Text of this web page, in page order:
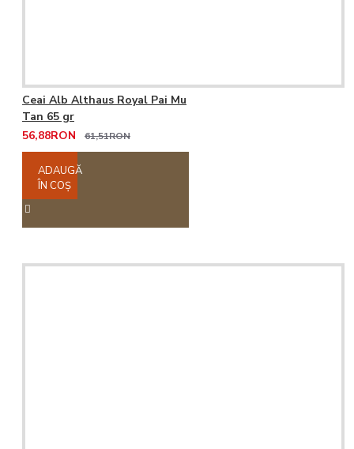
Ceai Alb Althaus Royal Pai Mu
Tan 65 gr
56,88RON
61,51RON
ADAUGĂ
ÎN COŞ